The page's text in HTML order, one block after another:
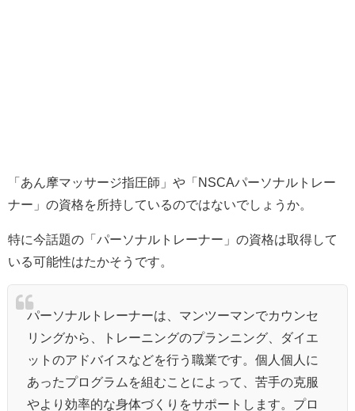
「あん摩マッサージ指圧師」や「NSCAパーソナルトレー
ナー」の資格を所持しているのではないでしょうか。
特に今話題の「パーソナルトレーナー」の資格は取得して
いる可能性はたかそうです。
パーソナルトレーナーは、マンツーマンでカウンセ
リングから、トレーニングのプランニング、ダイエ
ットのアドバイスなどを行う職業です。個人個人に
あったプログラムを組むことによって、苦手の克服
やより効率的な身体づくりをサポートします。プロ